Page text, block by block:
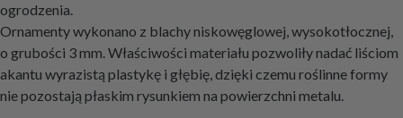
ogrodzenia.
Ornamenty wykonano z blachy niskowęglowej, wysokotłocznej,
o grubości 3 mm. Właściwości materiału pozwoliły nadać liściom
akantu wyrazistą plastykę i głębię, dzięki czemu roślinne formy
nie pozostają płaskim rysunkiem na powierzchni metalu.